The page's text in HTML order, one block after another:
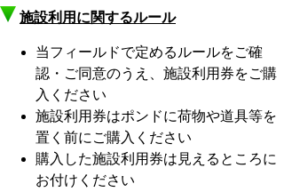
施設利用に関するルール
当フィールドで定めるルールをご確
認・ご同意のうえ、施設利用券をご購
入ください
施設利用券はポンドに荷物や道具等を
置く前にご購入ください
購入した施設利用券は見えるところに
お付けください